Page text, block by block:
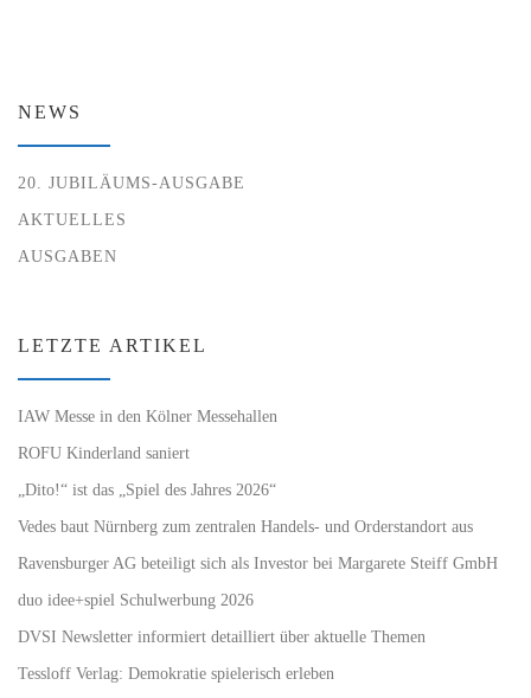
NEWS
20. JUBILÄUMS-AUSGABE
AKTUELLES
AUSGABEN
LETZTE ARTIKEL
IAW Messe in den Kölner Messehallen
ROFU Kinderland saniert
„Dito!“ ist das „Spiel des Jahres 2026“
Vedes baut Nürnberg zum zentralen Handels- und Orderstandort aus
Ravensburger AG beteiligt sich als Investor bei Margarete Steiff GmbH
duo idee+spiel Schulwerbung 2026
DVSI Newsletter informiert detailliert über aktuelle Themen
Tessloff Verlag: Demokratie spielerisch erleben